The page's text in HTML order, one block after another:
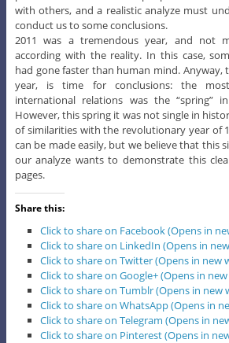
with others, and a realistic analyze must
conduct us to some conclusions.
2011 was a tremendous year, and not
according with the reality. In this case,
had gone faster than human mind. Anyway,
year, is time for conclusions: the
international relations was the “spring”
However, this spring it was not single in
of similarities with the revolutionary year of
can be made easily, but we believe that this
our analyze wants to demonstrate this
pages.
Share this:
Click to share on Facebook (Opens in
Click to share on LinkedIn (Opens in
Click to share on Twitter (Opens in new
Click to share on Google+ (Opens in
Click to share on Tumblr (Opens in new
Click to share on WhatsApp (Opens in
Click to share on Telegram (Opens in
Click to share on Pinterest (Opens in